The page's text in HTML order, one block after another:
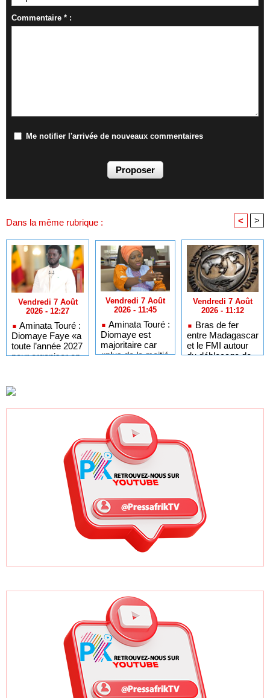
Commentaire * :
Me notifier l'arrivée de nouveaux commentaires
Dans la même rubrique : < >
Vendredi 7 Août
2026 - 12:27
Aminata Touré :
Diomaye Faye «a
toute l’année 2027
pour organiser en
Vendredi 7 Août
2026 - 11:45
Aminata Touré :
Diomaye est
majoritaire car
«plus de la moitié
Vendredi 7 Août
2026 - 11:12
Bras de fer
entre Madagascar
et le FMI autour
du déblocage de